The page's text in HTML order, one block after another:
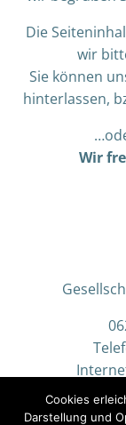
Die
wir
Sie können
hinterlassen,
Wir
Cookies
Darstellung und